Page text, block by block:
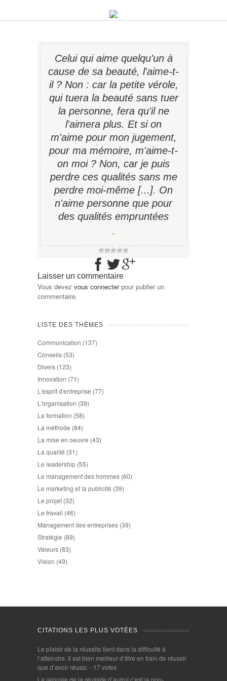
Celui qui aime quelqu'un à
cause de sa beauté, l'aime-t-
il ? Non : car la petite vérole,
qui tuera la beauté sans tuer
la personne, fera qu'il ne
l'aimera plus. Et si on
m'aime pour mon jugement,
pour ma mémoire, m'aime-t-
on moi ? Non, car je puis
perdre ces qualités sans me
perdre moi-même [...]. On
n'aime personne que pour
des qualités empruntées
−
Laisser un commentaire
Vous devez vous connecterpour publier un
commentaire.
LISTE DES THÈMES
Communication (137)
Conseils (53)
Divers (123)
Innovation (71)
L'esprit d'entreprise (77)
L'organisation (39)
La formation (58)
La méthode (84)
La mise en oeuvre (43)
La qualité (31)
Le leadership (55)
Le management des hommes (60)
Le marketing et la publicité (39)
Le projet (32)
Le travail (46)
Management des entreprises (39)
Stratégie (89)
Valeurs (83)
Vision (49)
CITATIONS LES PLUS VOTÉES
Le plaisir de la réussite tient dans la difficulté à
l’atteindre. Il est bien meilleur d’être en train de réussir
que d’avoir réussi. - 17 votes
La jalousie de la réussite d’autrui c’est la non-